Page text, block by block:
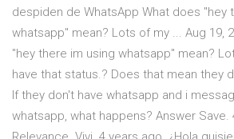
despiden de WhatsApp What does "hey
whatsapp" mean? Lots of my ... Aug 19,
"hey there im using whatsapp" mean?
have that status.? Does that mean they
If they don't have whatsapp and i
whatsapp, what happens? Answer Save.